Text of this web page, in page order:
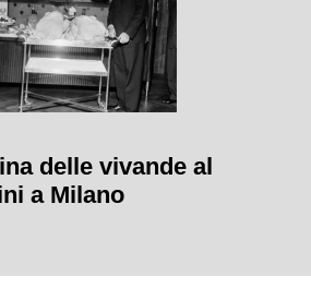
delle vivande al
a Milano